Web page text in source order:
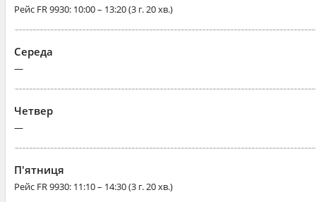
Рейс FR 9930: 10:00 – 13:20 (3 г. 20 хв.)
Середа
—
Четвер
—
П'ятниця
Рейс FR 9930: 11:10 – 14:30 (3 г. 20 хв.)